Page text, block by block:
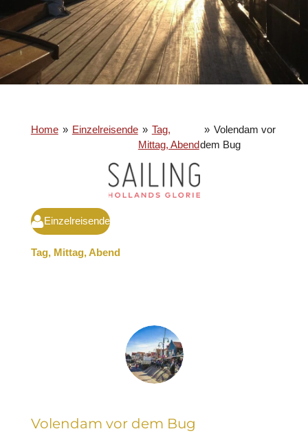
Home » Einzelreisende » Tag,
Mittag, Abend
» Volendam vor
dem Bug
Einzelreisende
Tag, Mittag, Abend
Volendam vor dem Bug